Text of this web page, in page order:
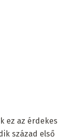
ez az érdekes
század első